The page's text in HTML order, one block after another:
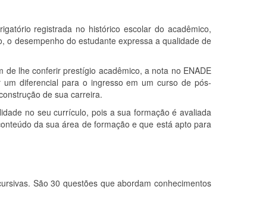
registrada no histórico escolar do acadêmico,
o desempenho do estudante expressa a qualidade de
lhe conferir prestígio acadêmico, a nota no ENADE
diferencial para o ingresso em um curso de pós-
de sua carreira.
no seu currículo, pois a sua formação é avaliada
da sua área de formação e que está apto para
São 30 questões que abordam conhecimentos